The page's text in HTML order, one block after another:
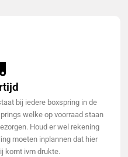
bij iedere boxspring in de
welke op voorraad staan
Houd er wel rekening
moeten inplannen dat hier
komt ivm drukte.